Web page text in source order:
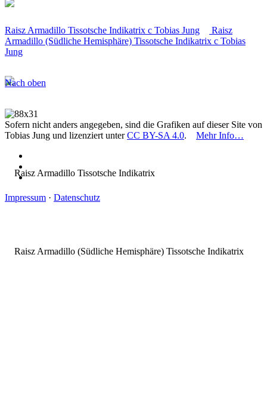
Raisz Armadillo Tissotsche Indikatrix c Tobias Jung
Raisz
Armadillo (Südliche Hemisphäre) Tissotsche Indikatrix c Tobias
Jung
Nach oben
Sofern nicht anders angegeben, sind die Grafiken auf dieser Site von
Tobias Jung und lizenziert unterCC BY-SA 4.0. Mehr Info…
Impressum · Datenschutz